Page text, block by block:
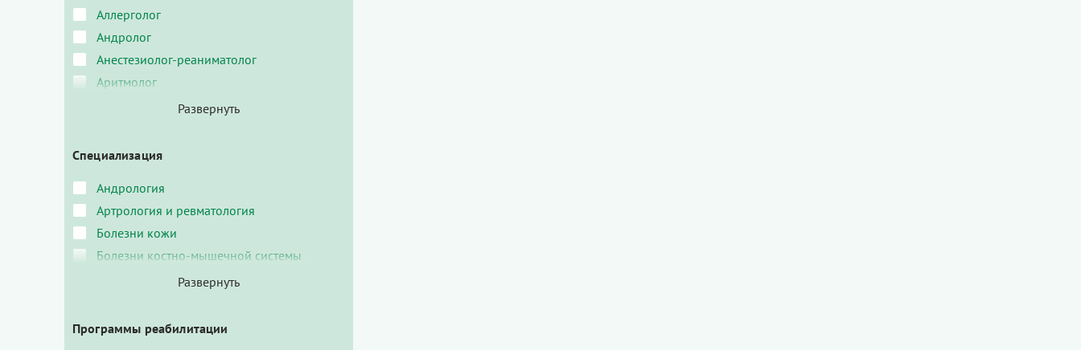
Аллерголог
Андролог
Анестезиолог-реаниматолог
Аритмолог
Специализация
Андрология
Артрология и ревматология
Болезни кожи
Болезни костно-мышечной системы
Программы реабилитации